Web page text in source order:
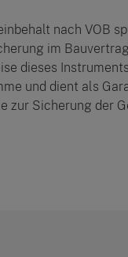
nach VOB
im
dieses
und dient als
zur Sicherung der